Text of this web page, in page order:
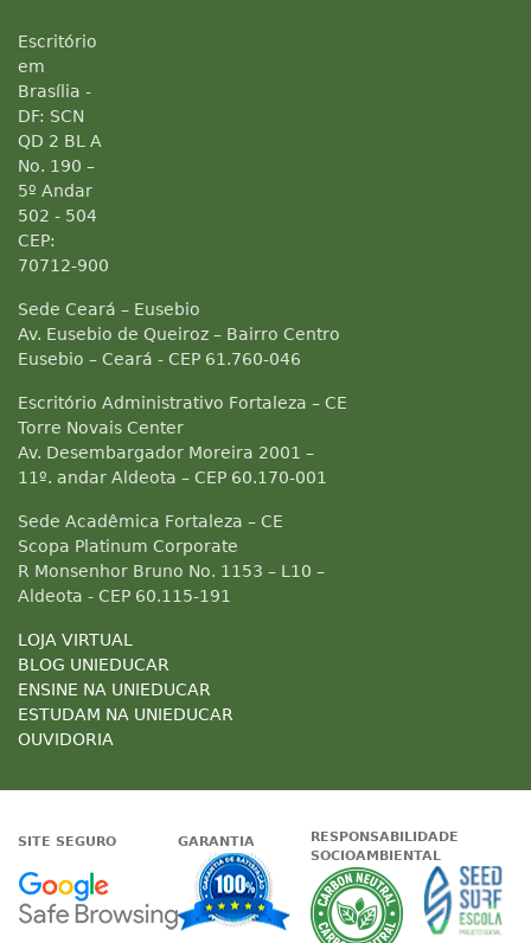
Escritório
em
Brasília -
DF: SCN
QD 2 BL A
No. 190 –
5º Andar
502 - 504
CEP:
70712-900
Sede Ceará – Eusebio
Av. Eusebio de Queiroz – Bairro Centro
Eusebio – Ceará - CEP 61.760-046
Escritório Administrativo Fortaleza – CE
Torre Novais Center
Av. Desembargador Moreira 2001 –
11º. andar Aldeota – CEP 60.170-001
Sede Acadêmica Fortaleza – CE
Scopa Platinum Corporate
R Monsenhor Bruno No. 1153 – L10 –
Aldeota - CEP 60.115-191
LOJA VIRTUAL
BLOG UNIEDUCAR
ENSINE NA UNIEDUCAR
ESTUDAM NA UNIEDUCAR
OUVIDORIA
SITE SEGURO
Google - Status do site no
GARANTIA
Garantia de
RESPONSABILIDADE
SOCIOAMBIENTAL
A